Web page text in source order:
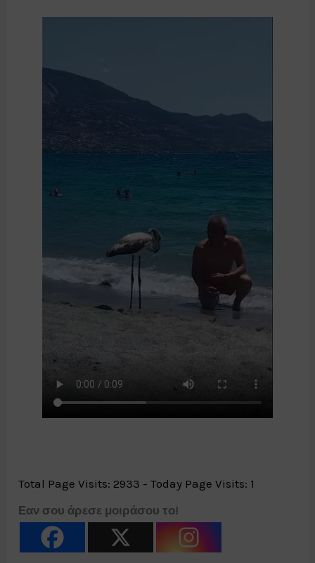
Total Page Visits: 2933 - Today Page Visits: 1
Εαν σου άρεσε μοιράσου το!